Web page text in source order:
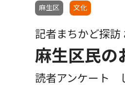
麻生区 文化
記者まちかど探訪
麻生区民の
読者アンケート